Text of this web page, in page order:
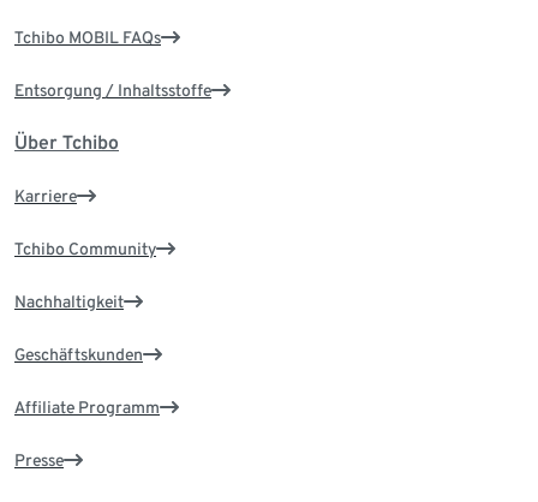
Tchibo MOBIL FAQs
Entsorgung / Inhaltsstoffe
Über Tchibo
Karriere
Tchibo Community
Nachhaltigkeit
Geschäftskunden
Affiliate Programm
Presse